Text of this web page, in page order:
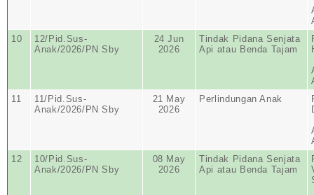
10
12/Pid.Sus-
Anak/2026/PN Sby
24 Jun
2026
Tindak Pidana Senjata
Api atau Benda Tajam
11
11/Pid.Sus-
Anak/2026/PN Sby
21 May
2026
Perlindungan Anak
12
10/Pid.Sus-
Anak/2026/PN Sby
08 May
2026
Tindak Pidana Senjata
Api atau Benda Tajam